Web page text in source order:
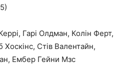
Гарі Олдман, Колін Ферт,
Хоскінс, Стів Валентайн,
Ембер Гейни Мзс